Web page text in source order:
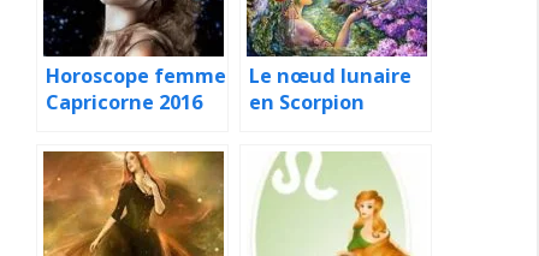
Horoscope femme
Capricorne 2016
Le nœud lunaire
en Scorpion